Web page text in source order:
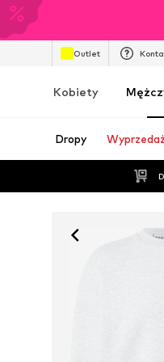
Outlet
Kobiety
Dropy Wyprzedaż